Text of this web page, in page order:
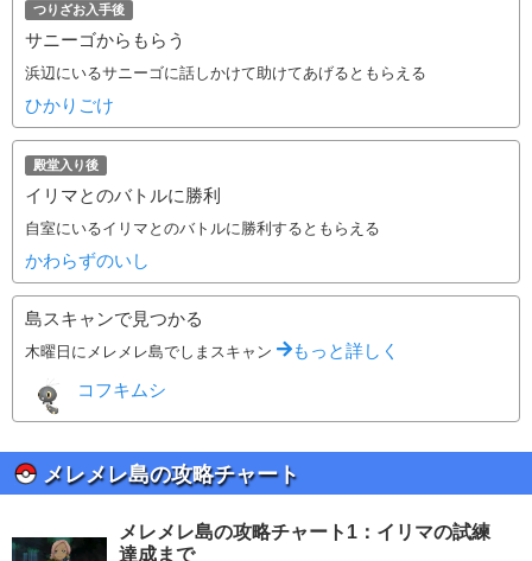
つりざお入手後
サニーゴからもらう
浜辺にいるサニーゴに話しかけて助けてあげるともらえる
ひかりごけ
殿堂入り後
イリマとのバトルに勝利
自室にいるイリマとのバトルに勝利するともらえる
かわらずのいし
島スキャンで見つかる
木曜日にメレメレ島でしまスキャン
もっと詳しく
コフキムシ
メレメレ島の攻略チャート
メレメレ島の攻略チャート1：イリマの試練
達成まで